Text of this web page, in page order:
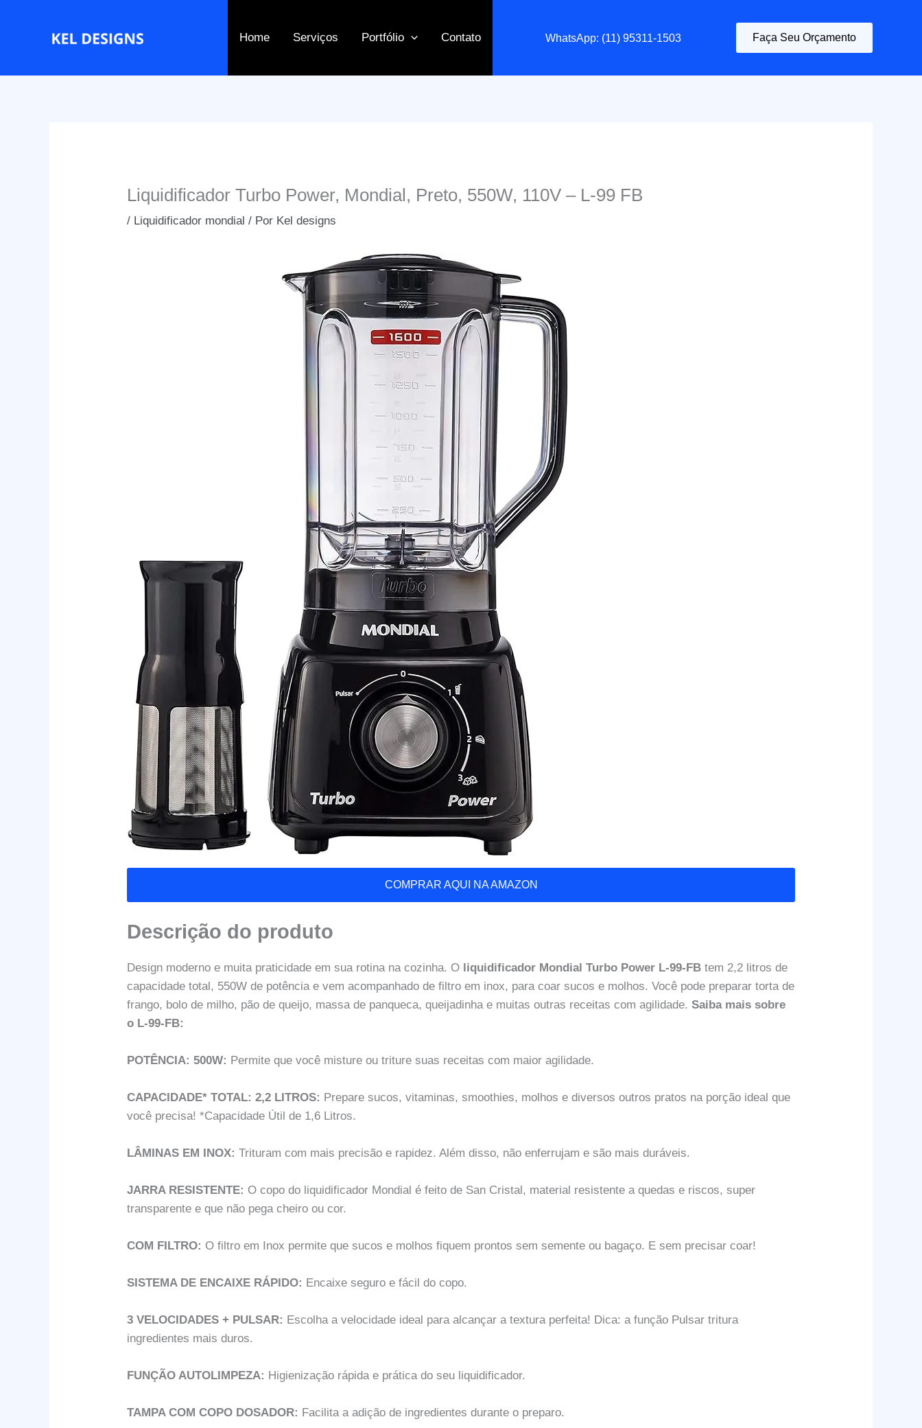
Home Serviços Portfólio Contato WhatsApp: (11) 95311-1503 Faça Seu Orçamento
Liquidificador Turbo Power, Mondial, Preto, 550W, 110V – L-99 FB
/ Liquidificador mondial / Por Kel designs
COMPRAR AQUI NA AMAZON
Descrição do produto
Design moderno e muita praticidade em sua rotina na cozinha. O liquidificador Mondial Turbo Power L-99-FB tem 2,2 litros de
capacidade total, 550W de potência e vem acompanhado de filtro em inox, para coar sucos e molhos. Você pode preparar torta de
frango, bolo de milho, pão de queijo, massa de panqueca, queijadinha e muitas outras receitas com agilidade.Saiba mais sobre
o L-99-FB:
POTÊNCIA: 500W: Permite que você misture ou triture suas receitas com maior agilidade.
CAPACIDADE* TOTAL: 2,2 LITROS: Prepare sucos, vitaminas, smoothies, molhos e diversos outros pratos na porção ideal que
você precisa! *Capacidade Útil de 1,6 Litros.
LÂMINAS EM INOX: Trituram com mais precisão e rapidez. Além disso, não enferrujam e são mais duráveis.
JARRA RESISTENTE: O copo do liquidificador Mondial é feito de San Cristal, material resistente a quedas e riscos, super
transparente e que não pega cheiro ou cor.
COM FILTRO: O filtro em Inox permite que sucos e molhos fiquem prontos sem semente ou bagaço. E sem precisar coar!
SISTEMA DE ENCAIXE RÁPIDO: Encaixe seguro e fácil do copo.
3 VELOCIDADES + PULSAR: Escolha a velocidade ideal para alcançar a textura perfeita! Dica: a função Pulsar tritura
ingredientes mais duros.
FUNÇÃO AUTOLIMPEZA: Higienização rápida e prática do seu liquidificador.
TAMPA COM COPO DOSADOR: Facilita a adição de ingredientes durante o preparo.